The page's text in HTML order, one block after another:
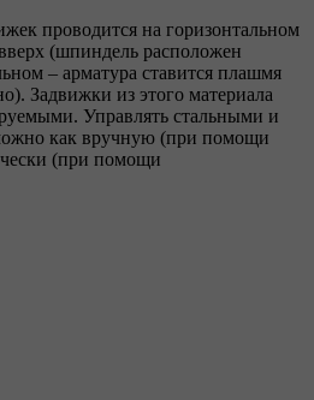
проводится на горизонтальном
(шпиндель расположен
– арматура ставится плашмя
Задвижки из этого материала
Управлять стальными и
как вручную (при помощи
(при помощи